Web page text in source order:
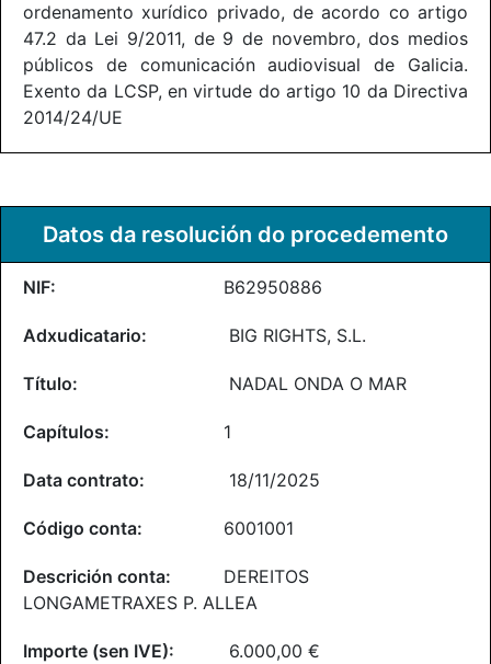
ordenamento xurídico privado, de acordo co artigo
47.2 da Lei 9/2011, de 9 de novembro, dos medios
públicos de comunicación audiovisual de Galicia.
Exento da LCSP, en virtude do artigo 10 da Directiva
2014/24/UE
Datos da resolución do procedemento
B62950886
BIG RIGHTS, S.L.
NADAL ONDA O MAR
1
18/11/2025
6001001
DEREITOS
LONGAMETRAXES P. ALLEA
6.000,00 €